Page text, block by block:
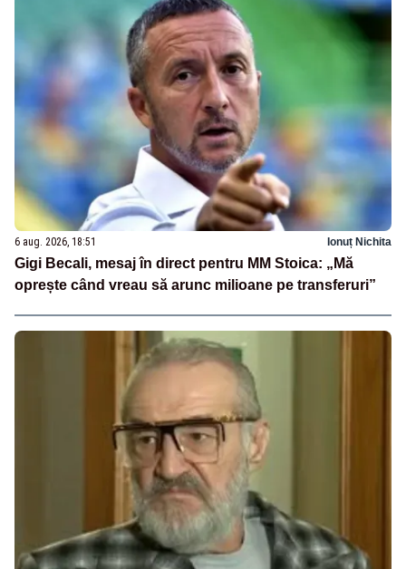
6 aug. 2026, 18:51 Ionuț Nichita
Gigi Becali, mesaj în direct pentru MM Stoica: „Mă
oprește când vreau să arunc milioane pe transferuri”